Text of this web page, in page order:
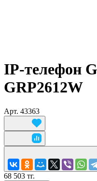
IP-телефон
GRP2612W
Арт. 43363
68 503 тг.